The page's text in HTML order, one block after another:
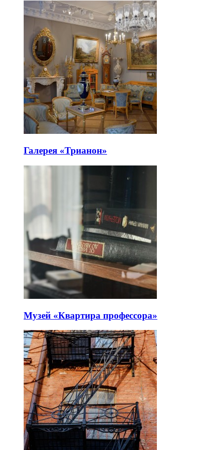
Галерея «Трианон»
Музей «Квартира профессора»